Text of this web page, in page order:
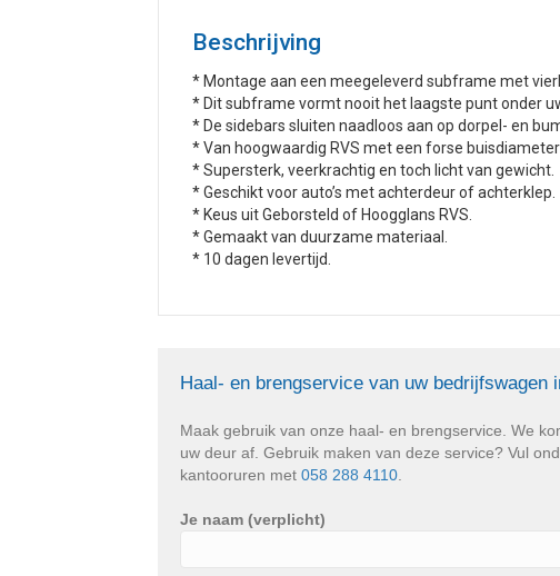
Beschrijving
* Montage aan een meegeleverd subframe met
* Dit subframe vormt nooit het laagste punt onder
* De sidebars sluiten naadloos aan op dorpel- en
* Van hoogwaardig RVS met een forse
* Supersterk, veerkrachtig en toch licht van gewicht.
* Geschikt voor auto’s met achterdeur of achterklep.
* Keus uit Geborsteld of Hoogglans RVS.
* Gemaakt van duurzame materiaal.
* 10 dagen levertijd.
Haal- en brengservice van uw bedrijfswagen
Maak gebruik van onze haal- en brengservice. We
uw deur af. Gebruik maken van deze service? Vul
kantooruren met 058 288 4110
Je naam (verplicht)